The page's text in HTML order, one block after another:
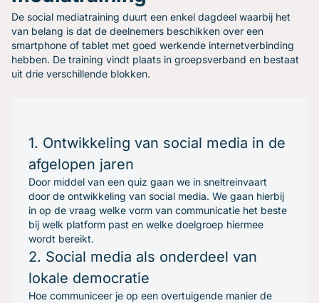
De social mediatraining duurt een enkel dagdeel waarbij het
van belang is dat de deelnemers beschikken over een
smartphone of tablet met goed werkende internetverbinding
hebben. De training vindt plaats in groepsverband en bestaat
uit drie verschillende blokken.
1. Ontwikkeling van social media in de
afgelopen jaren
Door middel van een quiz gaan we in sneltreinvaart
door de ontwikkeling van social media. We gaan hierbij
in op de vraag welke vorm van communicatie het beste
bij welk platform past en welke doelgroep hiermee
wordt bereikt.
2. Social media als onderdeel van
lokale democratie
Hoe communiceer je op een overtuigende manier de